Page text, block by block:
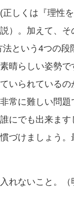
しくは『理性
）。加えて、
という4つの段
晴らしい姿勢
いられている
常に難しい問
でも出来ます
づけましょう
れないこと。（